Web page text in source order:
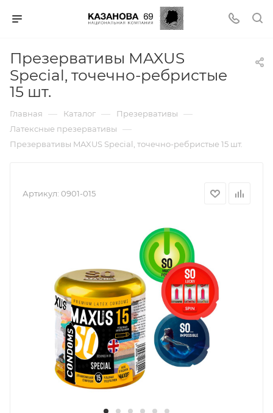
Презервативы MAXUS
Special, точечно-ребристые
15 шт.
Главная — Каталог — Презервативы —
Латексные презервативы —
Презервативы MAXUS Special, точечно-ребристые 15 шт.
Артикул: 0901-015